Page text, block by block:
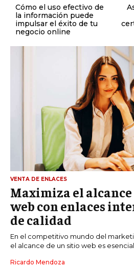
Cómo el uso efectivo de
la información puede
impulsar el éxito de tu
negocio online
VENTA DE ENLACES
Maximiza el
web con enlaces
de calidad
En el competitivo mundo del
el alcance de un sitio web es
Ricardo Mendoza